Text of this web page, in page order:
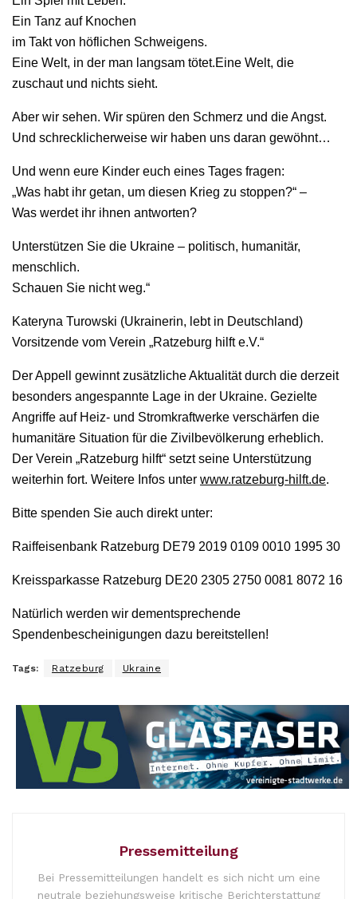
Ein Tanz auf Knochen
im Takt von höflichen Schweigens.
Eine Welt, in der man langsam tötet.Eine Welt, die
zuschaut und nichts sieht.
Aber wir sehen. Wir spüren den Schmerz und die Angst.
Und schrecklicherweise wir haben uns daran gewöhnt…
Und wenn eure Kinder euch eines Tages fragen:
„Was habt ihr getan, um diesen Krieg zu stoppen?“ –
Was werdet ihr ihnen antworten?
Unterstützen Sie die Ukraine – politisch, humanitär,
menschlich.
Schauen Sie nicht weg.“
Kateryna Turowski (Ukrainerin, lebt in Deutschland)
Vorsitzende vom Verein „Ratzeburg hilft e.V.“
Der Appell gewinnt zusätzliche Aktualität durch die derzeit
besonders angespannte Lage in der Ukraine. Gezielte
Angriffe auf Heiz- und Stromkraftwerke verschärfen die
humanitäre Situation für die Zivilbevölkerung erheblich.
Der Verein „Ratzeburg hilft“ setzt seine Unterstützung
weiterhin fort. Weitere Infos unter www.ratzeburg-hilft.de.
Bitte spenden Sie auch direkt unter:
Raiffeisenbank Ratzeburg DE79 2019 0109 0010 1995 30
Kreissparkasse Ratzeburg DE20 2305 2750 0081 8072 16
Natürlich werden wir dementsprechende
Spendenbescheinigungen dazu bereitstellen!
Tags: Ratzeburg Ukraine
Pressemitteilung
Bei Pressemitteilungen handelt es sich nicht um eine
neutrale beziehungsweise kritische Berichterstattung